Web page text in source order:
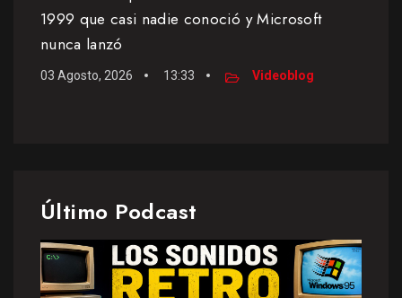
1999 que casi nadie conoció y Microsoft
nunca lanzó
03 Agosto, 2026 13:33 Videoblog
Último Podcast